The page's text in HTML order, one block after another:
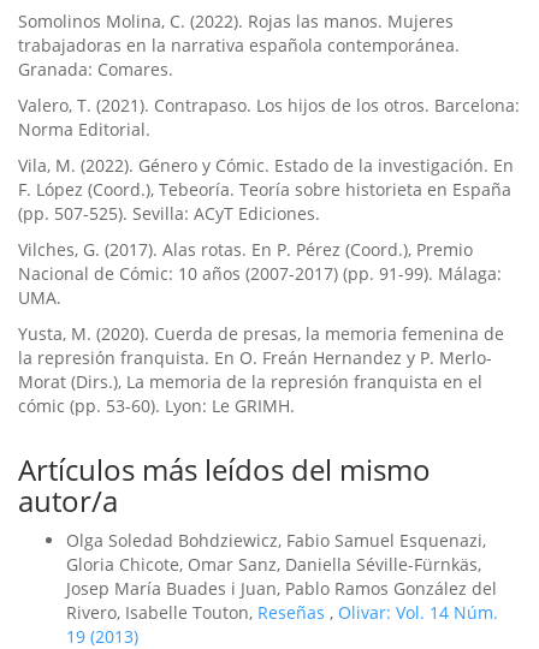
Somolinos Molina, C. (2022). Rojas las manos. Mujeres
trabajadoras en la narrativa española contemporánea.
Granada: Comares.
Valero, T. (2021). Contrapaso. Los hijos de los otros. Barcelona:
Norma Editorial.
Vila, M. (2022). Género y Cómic. Estado de la investigación. En
F. López (Coord.), Tebeoría. Teoría sobre historieta en España
(pp. 507-525). Sevilla: ACyT Ediciones.
Vilches, G. (2017). Alas rotas. En P. Pérez (Coord.), Premio
Nacional de Cómic: 10 años (2007-2017) (pp. 91-99). Málaga:
UMA.
Yusta, M. (2020). Cuerda de presas, la memoria femenina de
la represión franquista. En O. Freán Hernandez y P. Merlo-
Morat (Dirs.), La memoria de la represión franquista en el
cómic (pp. 53-60). Lyon: Le GRIMH.
Artículos más leídos del mismo
autor/a
Olga Soledad Bohdziewicz, Fabio Samuel Esquenazi,
Gloria Chicote, Omar Sanz, Daniella Séville-Fürnkäs,
Josep María Buades i Juan, Pablo Ramos González del
Rivero, Isabelle Touton, Reseñas , Olivar: Vol. 14 Núm.
19 (2013)